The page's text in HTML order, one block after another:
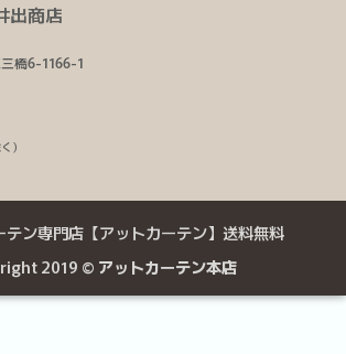
出商店
橋6-1166-1
）
テン専門店【アットカーテン】送料無料
2019 © アットカーテン本店